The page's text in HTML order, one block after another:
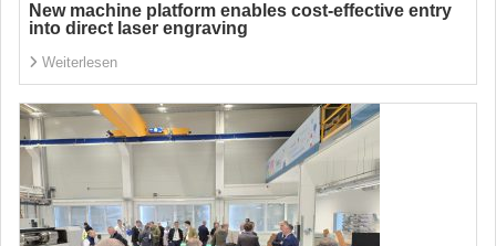
New machine platform enables cost-effective entry
into direct laser engraving
Weiterlesen